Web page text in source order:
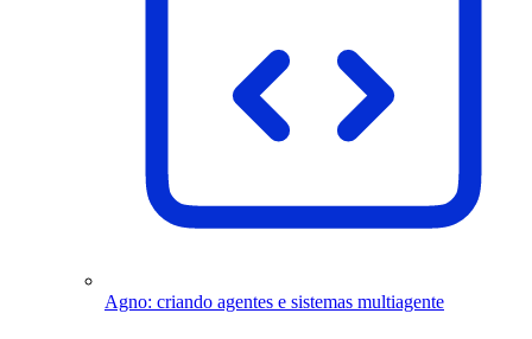
Agno: criando agentes e sistemas multiagente